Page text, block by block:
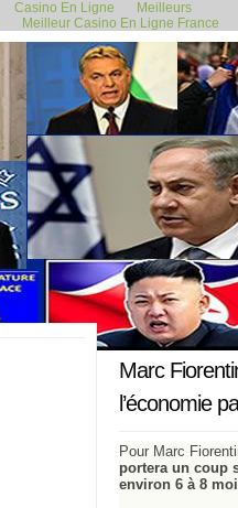
Casino En Ligne
Meilleurs
Meilleur Casino En Ligne France
13 avril 2020
Marc
l’économie
Pour Marc
portera un coup
environ 6 à 8